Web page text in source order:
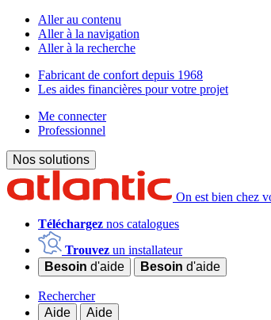
Aller au contenu
Aller à la navigation
Aller à la recherche
Fabricant de confort depuis 1968
Les aides financières pour votre projet
Me connecter
Professionnel
Nos solutions
On est bien chez
Téléchargez nos catalogues
Trouvez un installateur
Besoin d'aide Besoin d'aide
Rechercher
Aide
Aide